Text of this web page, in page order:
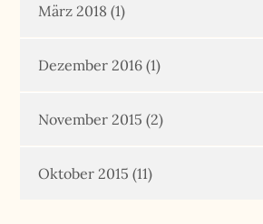
März 2018 (1)
Dezember 2016 (1)
November 2015 (2)
Oktober 2015 (11)